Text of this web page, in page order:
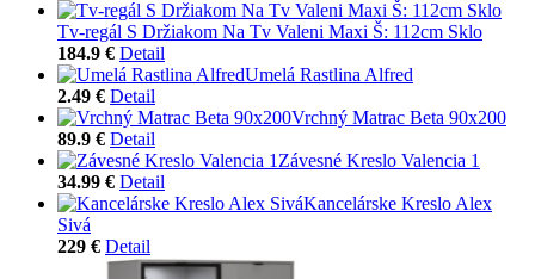
Tv-regál S Držiakom Na Tv Valeni Maxi Š: 112cm Sklo
184.9 € Detail
Umelá Rastlina Alfred
2.49 € Detail
Vrchný Matrac Beta 90x200
89.9 € Detail
Závesné Kreslo Valencia 1
34.99 € Detail
Kancelárske Kreslo Alex
Sivá
229 € Detail